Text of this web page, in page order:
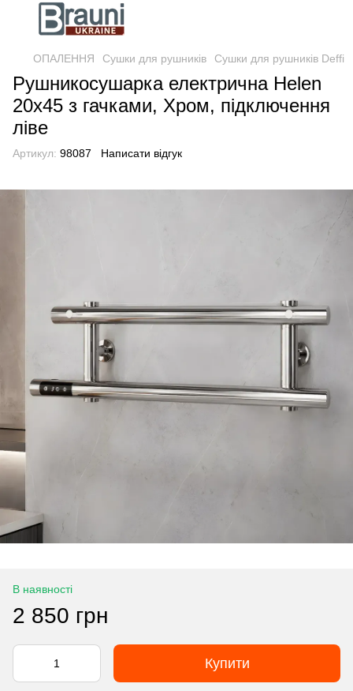
ОПАЛЕННЯ Сушки для рушників Сушки для рушників Deffi
Рушникосушарка електрична Helen
20х45 з гачками, Хром, підключення
ліве
Артикул: 98087 Написати відгук
В наявності
2 850 грн
Купити